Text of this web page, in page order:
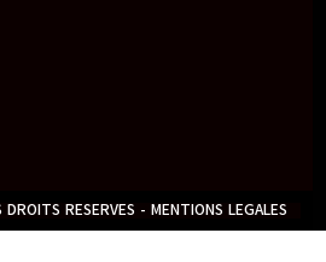
RESERVES - MENTIONS LEGALES